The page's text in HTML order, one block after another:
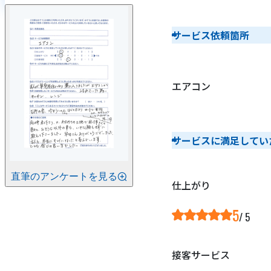
直筆のアンケートを見る
サービス依頼箇所
エアコン
サービスに満足して
仕上がり
5
接客サービス